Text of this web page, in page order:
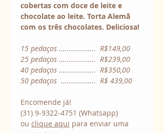
cobertas com doce de leite e
chocolate ao leite. Torta Alemã
com os três chocolates. Deliciosa!
15 pedaços ..................  R$149,00
25 pedaços ..................  R$239,00
40 pedaços ..................  R$350,00
50 pedaços  .................  R$ 439,00
Encomende já!
(31) 9-9322-4751 (Whatsapp)
ou clique aqui para enviar uma